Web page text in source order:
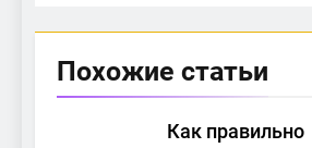
Похожие статьи
Как правильно